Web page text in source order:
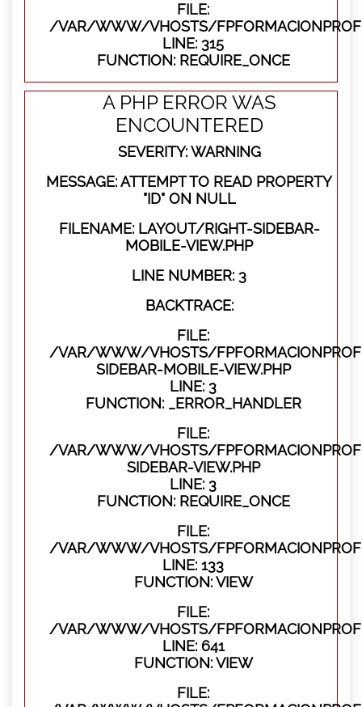
FILE:
/VAR/WWW/VHOSTS/
LINE: 315
FUNCTION: REQUIRE_ONCE
A PHP ERROR WAS
ENCOUNTERED
SEVERITY: WARNING
MESSAGE: ATTEMPT TO READ PROPERTY
"ID" ON NULL
FILENAME: LAYOUT/RIGHT-SIDEBAR-
MOBILE-VIEW.PHP
LINE NUMBER: 3
BACKTRACE:
FILE:
/VAR/WWW/VHOSTS/
SIDEBAR-MOBILE-VIEW.PHP
LINE: 3
FUNCTION: _ERROR_HANDLER
FILE:
/VAR/WWW/VHOSTS/
SIDEBAR-VIEW.PHP
LINE: 3
FUNCTION: REQUIRE_ONCE
FILE:
/VAR/WWW/VHOSTS/
LINE: 133
FUNCTION: VIEW
FILE:
/VAR/WWW/VHOSTS/
LINE: 641
FUNCTION: VIEW
FILE: